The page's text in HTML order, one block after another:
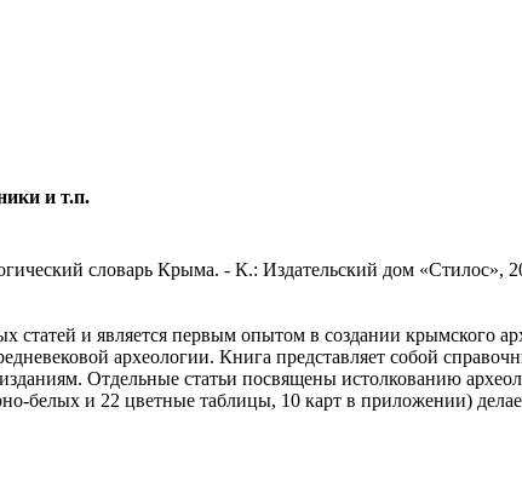
и т.п.
словарь Крыма. - К.: Издательский дом «Стилос»,
и является первым опытом в создании крымского
археологии. Книга представляет собой
Отдельные статьи посвящены истолкованию
белых и 22 цветные таблицы, 10 карт в приложении)